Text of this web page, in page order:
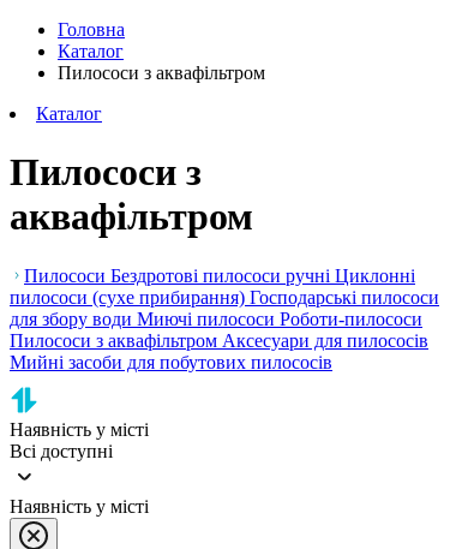
Головна
Каталог
Пилососи з аквафільтром
Каталог
Пилососи з
аквафільтром
Пилососи Бездротові пилососи ручні Циклонні
пилососи (сухе прибирання) Господарські пилососи
для збору води Миючі пилососи Роботи-пилососи
Пилососи з аквафільтром Аксесуари для пилососів
Мийні засоби для побутових пилососів
Наявність у місті
Всі доступні
Наявність у місті